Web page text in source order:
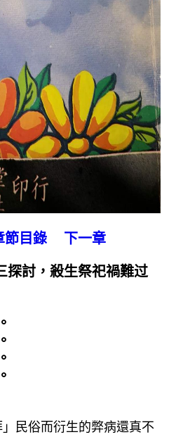
節目錄 下一章
探討，殺生祭祀禍難过
民俗而衍生的弊病還真不